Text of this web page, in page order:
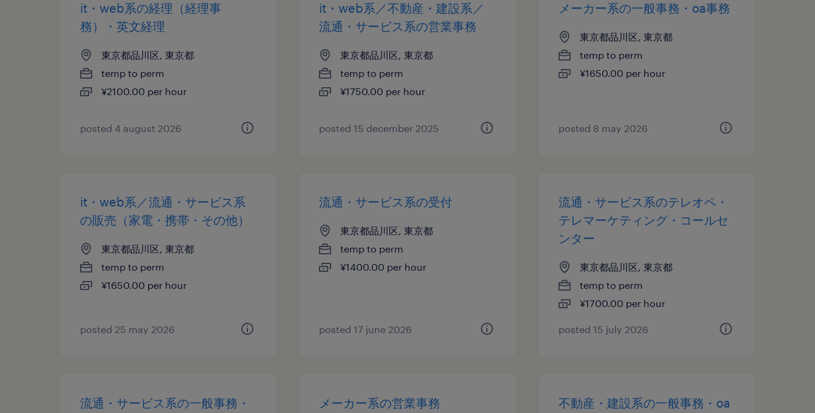
it・web系の経理（経理事
務）・英文経理
東京都品川区, 東京都
temp to perm
¥2100.00 per hour
posted 4 august 2026
it・web系／不動産・建設系／
流通・サービス系の営業事務
東京都品川区, 東京都
temp to perm
¥1750.00 per hour
posted 15 december 2025
メーカー系の一般事務・oa事務
東京都品川区, 東京都
temp to perm
¥1650.00 per hour
posted 8 may 2026
it・web系／流通・サービス系
の販売（家電・携帯・その他）
東京都品川区, 東京都
temp to perm
¥1650.00 per hour
posted 25 may 2026
流通・サービス系の受付
東京都品川区, 東京都
temp to perm
¥1400.00 per hour
posted 17 june 2026
流通・サービス系のテレオペ・
テレマーケティング・コールセ
ンター
東京都品川区, 東京都
temp to perm
¥1700.00 per hour
posted 15 july 2026
流通・サービス系の一般事務・
メーカー系の営業事務
不動産・建設系の一般事務・oa